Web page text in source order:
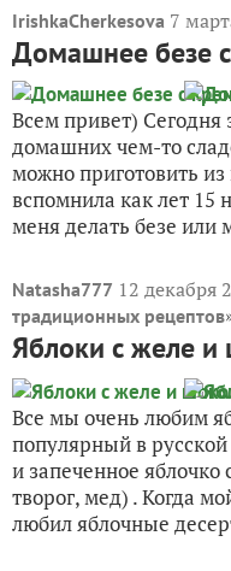
IrishkaCherkesova 7
Домашнее безе
Всем привет) Сегодня
домашних чем-то
можно приготовить из
вспомнила как лет 15
меня делать безе или
Natasha777 12 декабря
традиционных рецептов
Яблоки с желе
Все мы очень любим
популярный в
и запеченное
творог, мед) . Когда
любил яблочные